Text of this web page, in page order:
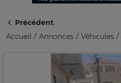
Précédent
Accueil
Annonces Véhicules